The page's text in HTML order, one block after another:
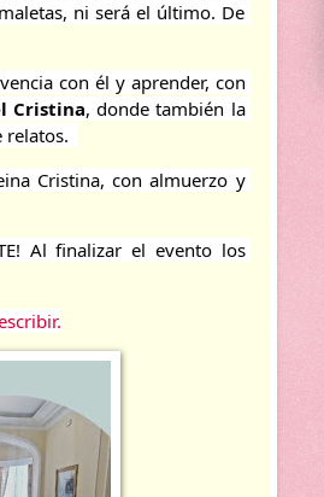
ni será el último. De
con él y aprender, con
Cristina, donde también la
relatos.
Cristina, con almuerzo y
Al finalizar el evento los